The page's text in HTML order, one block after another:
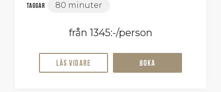
Taggar 80 minuter
från 1345:-/person
Läs vidare Boka